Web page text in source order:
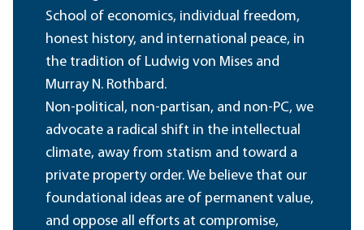
School of economics, individual freedom,
honest history, and international peace, in
the tradition of Ludwig von Mises and
Murray N. Rothbard.
Non-political, non-partisan, and non-PC, we
advocate a radical shift in the intellectual
climate, away from statism and toward a
private property order. We believe that our
foundational ideas are of permanent value,
and oppose all efforts at compromise,